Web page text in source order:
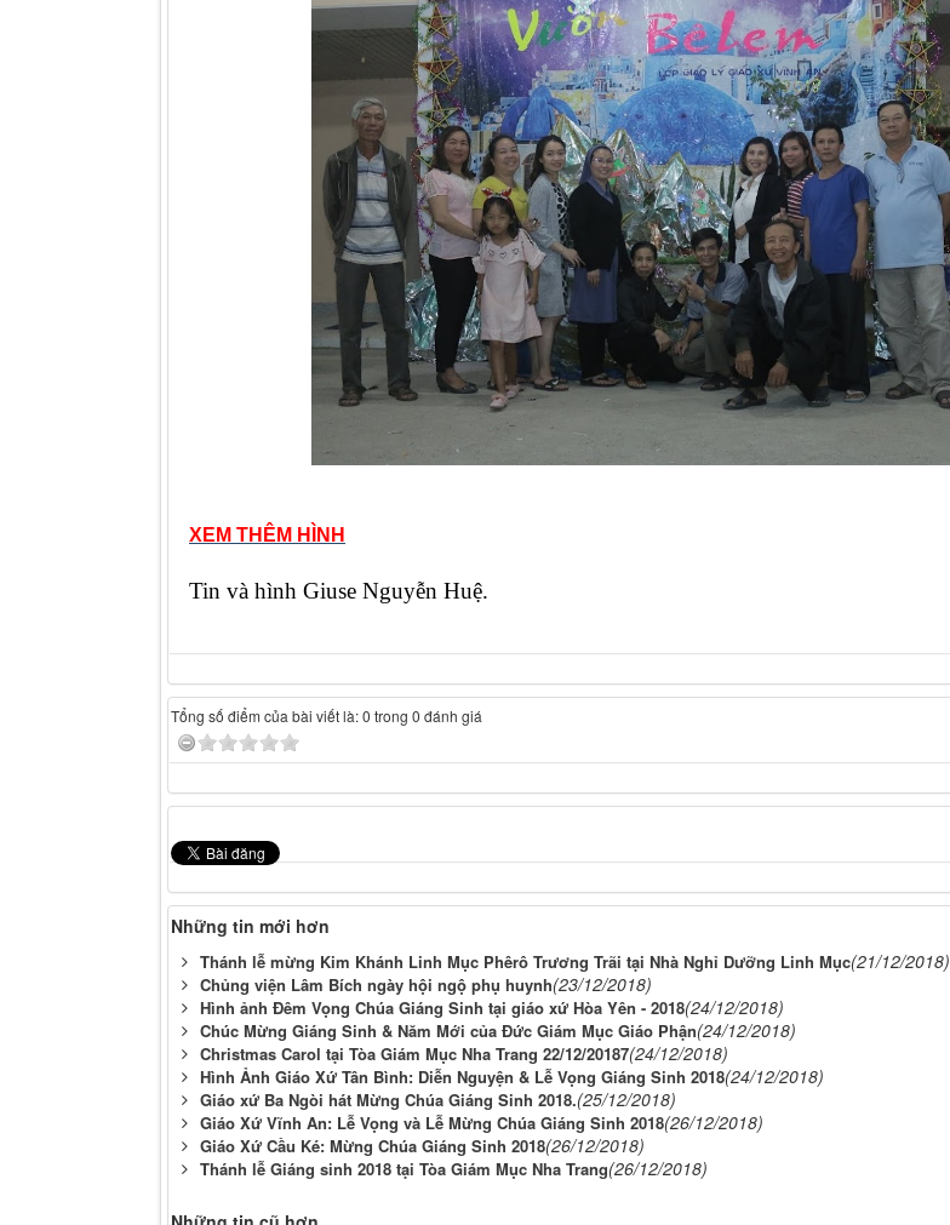
XEM THÊM HÌNH
Tin và hình Giuse Nguyễn Huệ.
Tổng số điểm của bài viết là: 0 trong 0 đánh giá
Những tin mới hơn
Thánh lễ mừng Kim Khánh Linh Mục Phêrô Trương Trãi tại Nhà Nghỉ Dưỡng Linh Mục(21/12/2018)
Chủng viện Lâm Bích ngày hội ngộ phụ huynh(23/12/2018)
Hình ảnh Đêm Vọng Chúa Giáng Sinh tại giáo xứ Hòa Yên - 2018(24/12/2018)
Chúc Mừng Giáng Sinh & Năm Mới của Đức Giám Mục Giáo Phận(24/12/2018)
Christmas Carol tại Tòa Giám Mục Nha Trang 22/12/20187(24/12/2018)
Hình Ảnh Giáo Xứ Tân Bình: Diễn Nguyện & Lễ Vọng Giáng Sinh 2018(24/12/2018)
Giáo xứ Ba Ngòi hát Mừng Chúa Giáng Sinh 2018.(25/12/2018)
Giáo Xứ Vĩnh An: Lễ Vọng và Lễ Mừng Chúa Giáng Sinh 2018(26/12/2018)
Giáo Xứ Cầu Ké: Mừng Chúa Giáng Sinh 2018(26/12/2018)
Thánh lễ Giáng sinh 2018 tại Tòa Giám Mục Nha Trang(26/12/2018)